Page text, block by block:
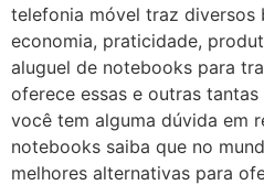
telefonia móvel traz diversos
economia, praticidade,
aluguel de notebooks para
oferece essas e outras
você tem alguma dúvida em
notebooks saiba que no
melhores alternativas para